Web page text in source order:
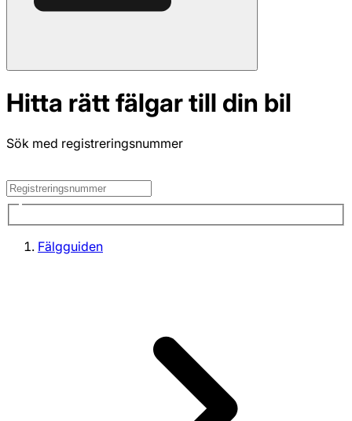
Hitta rätt fälgar till din bil
Sök med registreringsnummer
Fälgguiden